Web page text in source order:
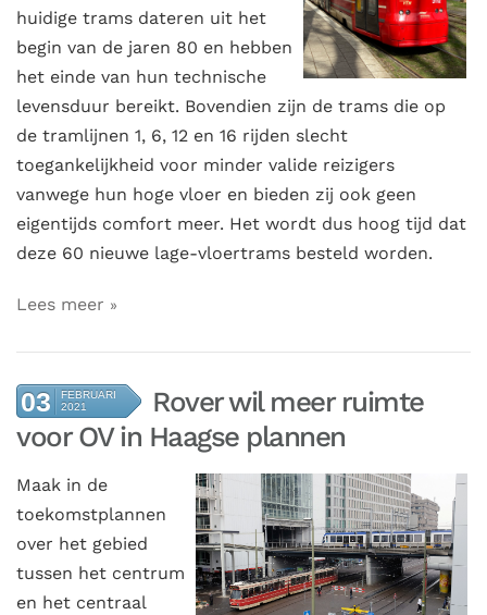
huidige trams dateren uit het
begin van de jaren 80 en hebben
het einde van hun technische
levensduur bereikt. Bovendien zijn de trams die op
de tramlijnen 1, 6, 12 en 16 rijden slecht
toegankelijkheid voor minder valide reizigers
vanwege hun hoge vloer en bieden zij ook geen
eigentijds comfort meer. Het wordt dus hoog tijd dat
deze 60 nieuwe lage-vloertrams besteld worden.
Lees meer
03
FEBRUARI
2021
Rover wil meer ruimte
voor OV in Haagse plannen
Maak in de
toekomstplannen
over het gebied
tussen het centrum
en het centraal